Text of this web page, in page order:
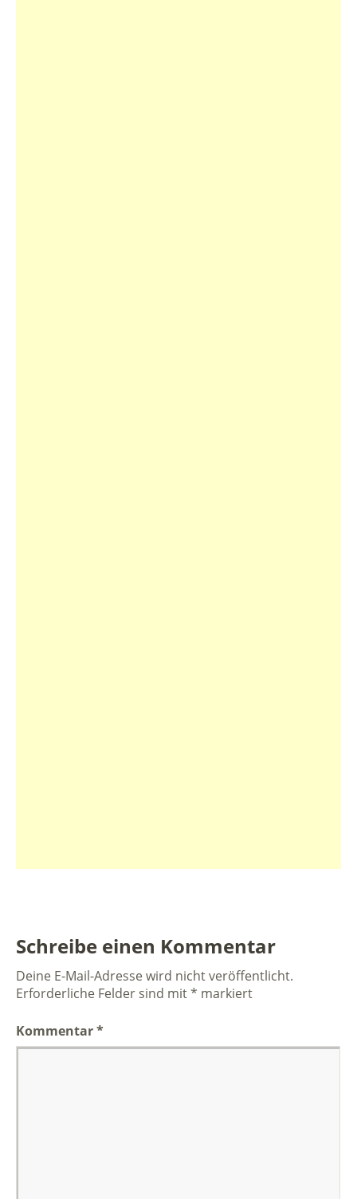
Schreibe einen Kommentar
Deine E-Mail-Adresse wird nicht veröffentlicht.
Erforderliche Felder sind mit* markiert
Kommentar*